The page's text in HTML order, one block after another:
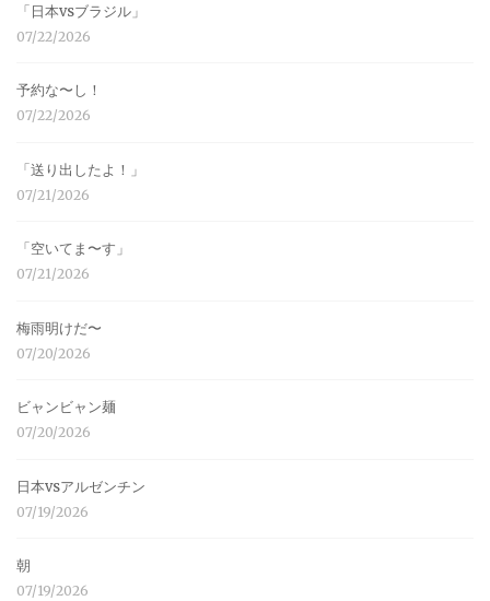
「日本vsブラジル」
07/22/2026
予約な〜し！
07/22/2026
「送り出したよ！」
07/21/2026
「空いてま〜す」
07/21/2026
梅雨明けだ〜
07/20/2026
ビャンビャン麺
07/20/2026
日本vsアルゼンチン
07/19/2026
朝
07/19/2026